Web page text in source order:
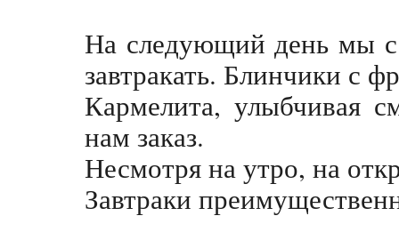
На следующий день мы
завтракать. Блинчики с
Кармелита, улыбчивая
нам заказ.
Несмотря на утро, на
Завтраки